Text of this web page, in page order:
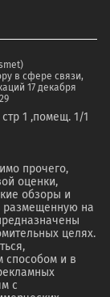
в сфере связи,
17 декабря
1 ,помещ. 1/1
прочего,
оценки,
обзоры и
размещенную на
целях.
способом и в
с